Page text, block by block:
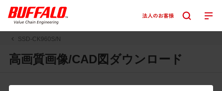
SSD-CK960S/N
高画質画像/CAD図ダウンロード